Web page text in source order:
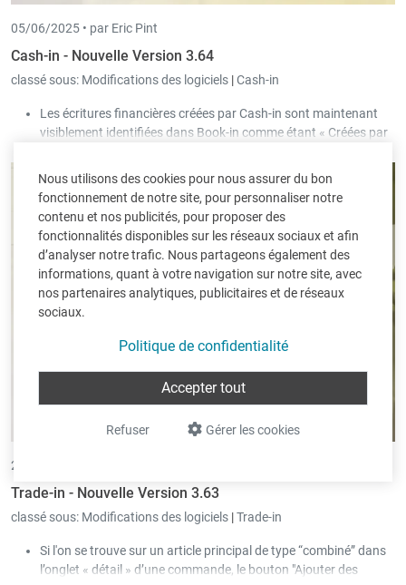
Nous utilisons des cookies pour nous assurer du bon
fonctionnement de notre site, pour personnaliser notre
contenu et nos publicités, pour proposer des
fonctionnalités disponibles sur les réseaux sociaux et afin
d’analyser notre trafic. Nous partageons également des
informations, quant à votre navigation sur notre site, avec
nos partenaires analytiques, publicitaires et de réseaux
sociaux.
Politique de confidentialité
Gérer les cookies
Refuser
Accepter tout
05/06/2025 • par Eric Pint
Cash-in - Nouvelle Version 3.64
classé sous: Modifications des logiciels |Cash-in
Les écritures financières créées par Cash-in sont maintenant
visiblement identifiées dans Book-in comme étant « Créées par
Il y a plusieurs améliorations pour les cas où le transfert vers la
comptabilité prend du temps.
24/03/2025 •
Trade-in - Nouvelle Version 3.63
classé sous: Modifications des logiciels |Trade-in
Si l'on se trouve sur un article principal de type “combiné” dans
l’onglet « détail » d’une commande, le bouton "Ajouter des